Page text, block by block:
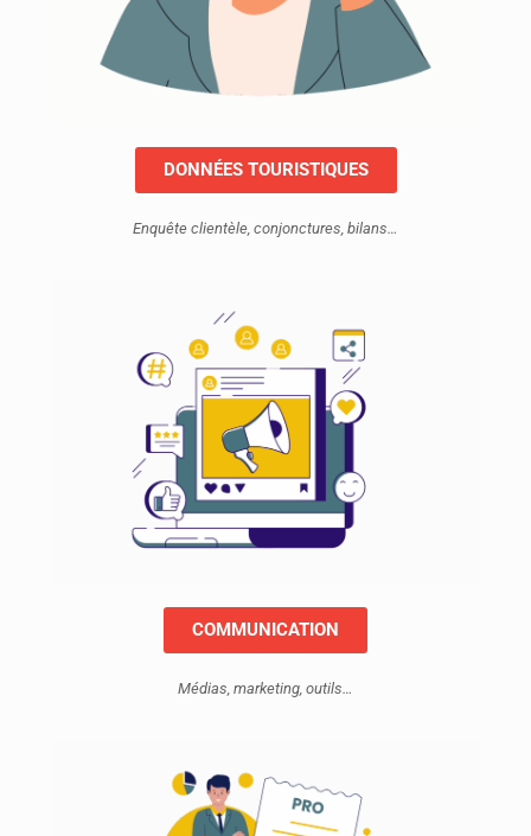
DONNÉES TOURISTIQUES
Enquête clientèle, conjonctures, bilans…
COMMUNICATION
Médias, marketing, outils…